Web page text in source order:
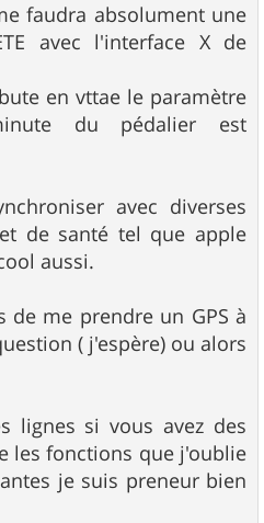
faudra absolument une
avec l'interface X de
en vttae le paramètre
du pédalier est
avec diverses
de santé tel que apple
aussi.
de me prendre un GPS à
( j'espère) ou alors
lignes si vous avez des
les fonctions que j'oublie
je suis preneur bien